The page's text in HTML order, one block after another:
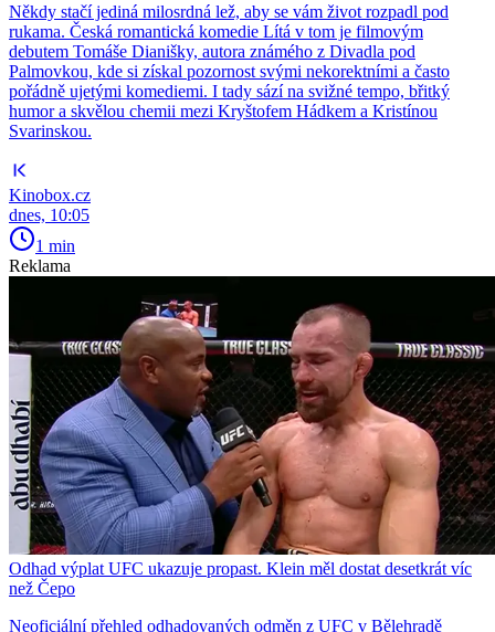
Někdy stačí jediná milosrdná lež, aby se vám život rozpadl pod
rukama. Česká romantická komedie Lítá v tom je filmovým
debutem Tomáše Dianišky, autora známého z Divadla pod
Palmovkou, kde si získal pozornost svými nekorektními a často
pořádně ujetými komediemi. I tady sází na svižné tempo, břitký
humor a skvělou chemii mezi Kryštofem Hádkem a Kristínou
Svarinskou.
Kinobox.cz
dnes, 10:05
1 min
Reklama
Odhad výplat UFC ukazuje propast. Klein měl dostat desetkrát víc
než Čepo
Neoficiální přehled odhadovaných odměn z UFC v Bělehradě